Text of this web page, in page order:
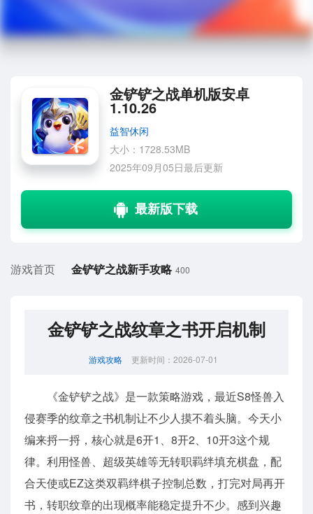
金铲铲之战单机版安卓
1.10.26
益智休闲
大小：1728.53MB
2025年09月05日最后更新
游戏首页 金铲铲之战新手攻略 400
金铲铲之战纹章之书开启机制
游戏攻略 更新时间：2026-07-01
《金铲铲之战》是一款策略游戏，最近S8怪兽入
侵赛季的纹章之书机制让不少人摸不着头脑。今天小
编来捋一捋，核心就是6开1、8开2、10开3这个规
律。利用怪兽、超级英雄等无转职羁绊填充棋盘，配
合天使或EZ这类双羁绊棋子控制总数，打完对局再开
书，转职纹章的出现概率能稳定提升不少。感到兴趣